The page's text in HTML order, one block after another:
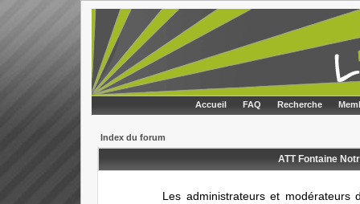
Accueil FAQ Recherche
Index du forum
ATT Fontaine
Les administrateurs et